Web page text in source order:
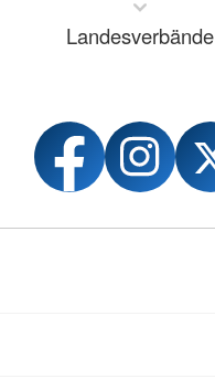
Landesverbände